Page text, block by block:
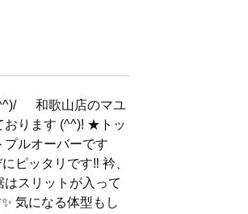
和歌山店のマユ
おります (^^)! ★トッ
ルオーバーです
ピッタリです‼️ 衿、
スリットが入って
気になる体型もし